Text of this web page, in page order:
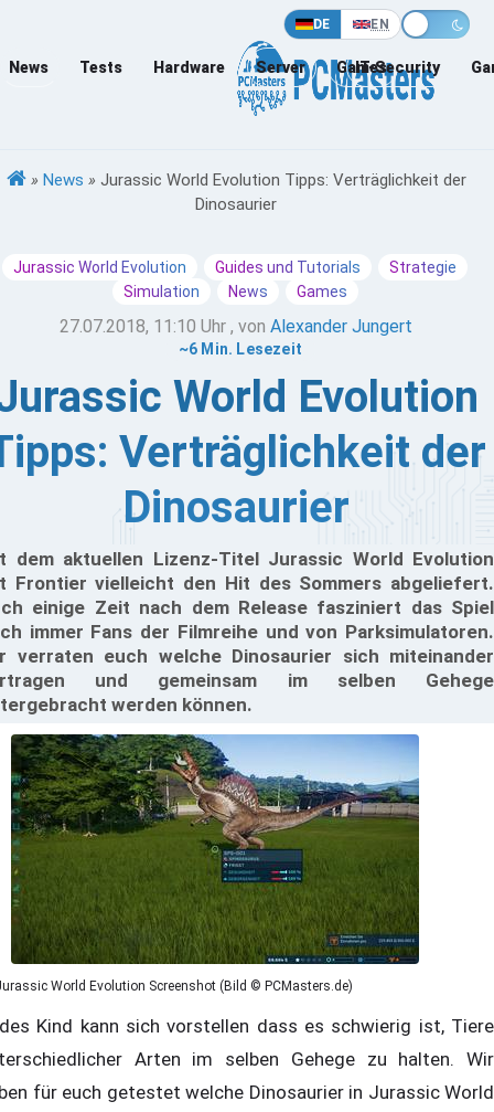
DE EN
News Tests Hardware Server Games
IT-Security
» News » Jurassic World Evolution Tipps: Verträglichkeit der
Dinosaurier
Jurassic World Evolution Guides und Tutorials
Strategie
Simulation
News Games
27.07.2018, 11:10 Uhr , von Alexander Jungert
~6 Min. Lesezeit
World Evolution
Verträglichkeit der
Dinosaurier
dem aktuellen Lizenz-Titel Jurassic World Evolution
Frontier vielleicht den Hit des Sommers abgeliefert.
einige Zeit nach dem Release fasziniert das Spiel
immer Fans der Filmreihe und von Parksimulatoren.
verraten euch welche Dinosaurier sich miteinander
und gemeinsam im selben Gehege
werden können.
World Evolution Screenshot (Bild © PCMasters.de)
Kind kann sich vorstellen dass es schwierig ist, Tiere
Arten im selben Gehege zu halten. Wir
für euch getestet welche Dinosaurier in Jurassic World